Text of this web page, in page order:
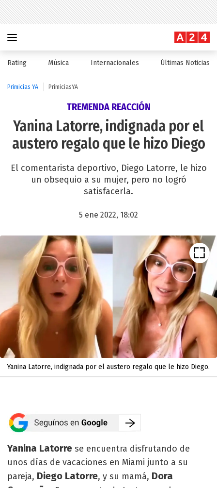
Rating Música Internacionales Últimas Noticias
Primicias YA PrimiciasYA
TREMENDA REACCIÓN
Yanina Latorre, indignada por el
austero regalo que le hizo Diego
El comentarista deportivo, Diego Latorre, le hizo
un obsequio a su mujer, pero no logró
satisfacerla.
5 ene 2022, 18:02
Yanina Latorre, indignada por el austero regalo que le hizo Diego.
Yanina Latorre se encuentra disfrutando de
unos días de vacaciones en Miami junto a su
pareja, Diego Latorre, y su mamá, Dora